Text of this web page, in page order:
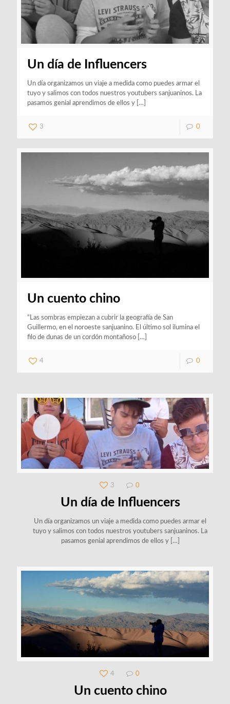
Un día de Influencers
Un día organizamos un viaje a medida como puedes armar el
tuyo y salimos con todos nuestros youtubers sanjuaninos. La
pasamos genial aprendimos de ellos y […]
3 0
Un cuento chino
“Las sombras empiezan a cubrir la geografía de San
Guillermo, en el noroeste sanjuanino. El último sol ilumina el
filo de dunas de un cordón montañoso […]
4 0
3 0
Un día de Influencers
Un día organizamos un viaje a medida como puedes armar el
tuyo y salimos con todos nuestros youtubers sanjuaninos. La
pasamos genial aprendimos de ellos y[…]
4 0
Un cuento chino